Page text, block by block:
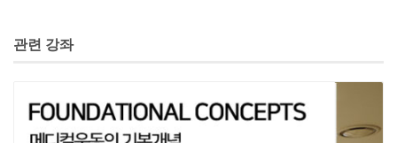
관련 강좌